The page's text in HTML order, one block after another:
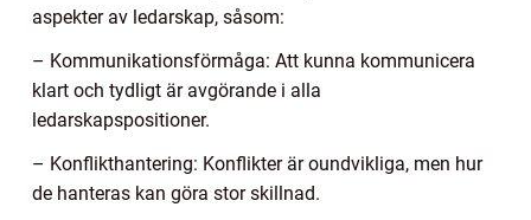
aspekter av ledarskap, såsom:
– Kommunikationsförmåga: Att kunna kommunicera
klart och tydligt är avgörande i alla
ledarskapspositioner.
– Konflikthantering: Konflikter är oundvikliga, men hur
de hanteras kan göra stor skillnad.